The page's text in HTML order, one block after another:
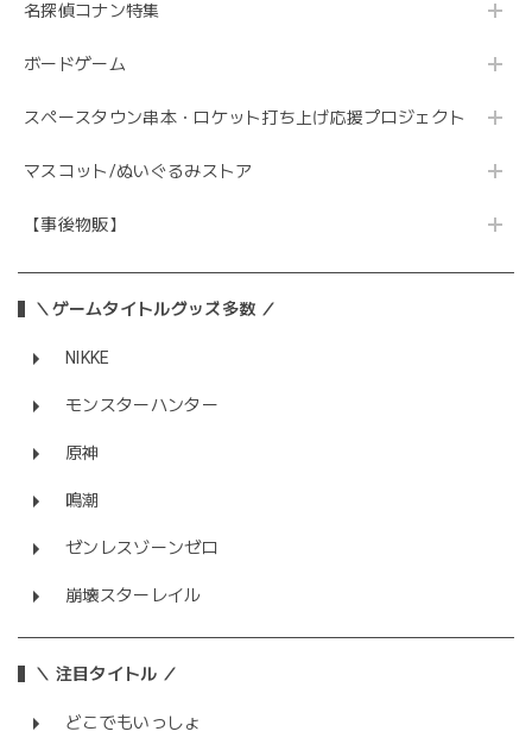
名探偵コナン特集
ボードゲーム
スペースタウン串本・ロケット打ち上げ応援プロジェクト
マスコット/ぬいぐるみストア
【事後物販】
＼ゲームタイトルグッズ多数 ／
NIKKE
モンスターハンター
原神
鳴潮
ゼンレスゾーンゼロ
崩壊スターレイル
＼ 注目タイトル ／
どこでもいっしょ